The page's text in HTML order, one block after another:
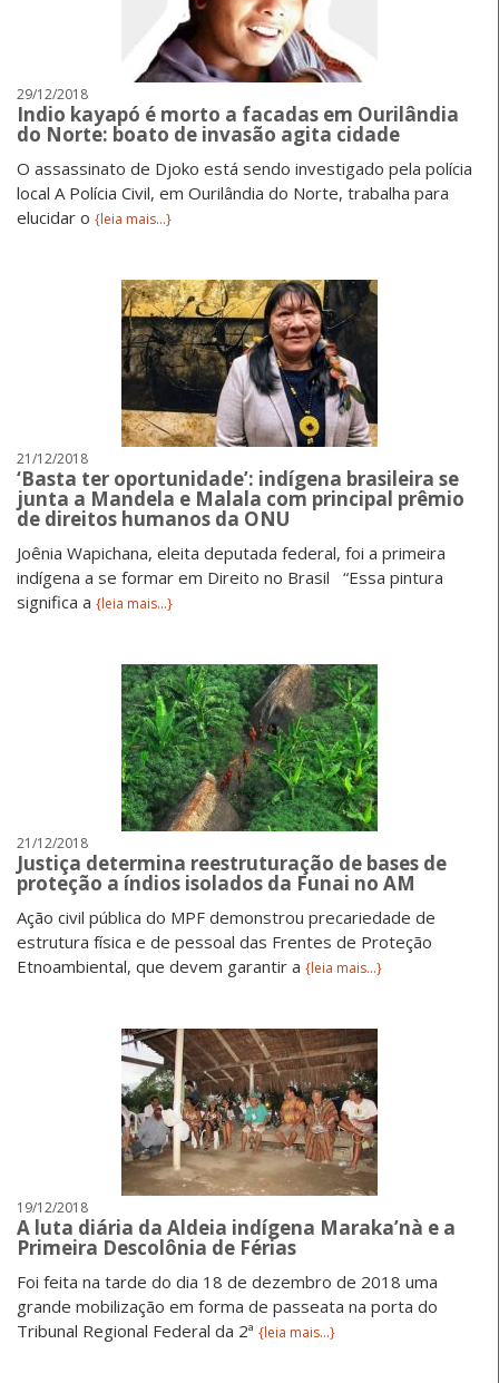
29/12/2018
Indio kayapó é morto a facadas em Ourilândia
do Norte: boato de invasão agita cidade
O assassinato de Djoko está sendo investigado pela polícia
local A Polícia Civil, em Ourilândia do Norte, trabalha para
elucidar o {leia mais...}
21/12/2018
‘Basta ter oportunidade’: indígena brasileira se
junta a Mandela e Malala com principal prêmio
de direitos humanos da ONU
Joênia Wapichana, eleita deputada federal, foi a primeira
indígena a se formar em Direito no Brasil “Essa pintura
significa a {leia mais...}
21/12/2018
Justiça determina reestruturação de bases de
proteção a índios isolados da Funai no AM
Ação civil pública do MPF demonstrou precariedade de
estrutura física e de pessoal das Frentes de Proteção
Etnoambiental, que devem garantir a {leia mais...}
19/12/2018
A luta diária da Aldeia indígena Maraka’nà e a
Primeira Descolônia de Férias
Foi feita na tarde do dia 18 de dezembro de 2018 uma
grande mobilização em forma de passeata na porta do
Tribunal Regional Federal da 2ª {leia mais...}